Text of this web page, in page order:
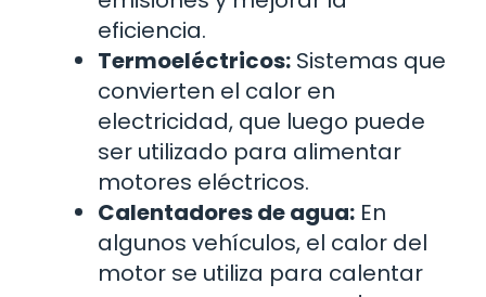
eficiencia.
Termoeléctricos: Sistemas que
convierten el calor en
electricidad, que luego puede
ser utilizado para alimentar
motores eléctricos.
Calentadores de agua: En
algunos vehículos, el calor del
motor se utiliza para calentar